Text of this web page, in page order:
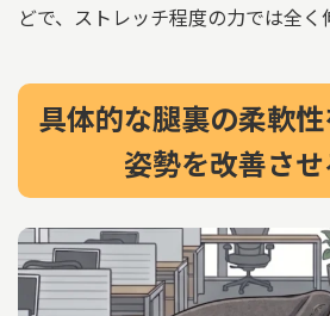
どで、ストレッチ程度の力では全く
具体的な腿裏の柔軟
姿勢を改善さ